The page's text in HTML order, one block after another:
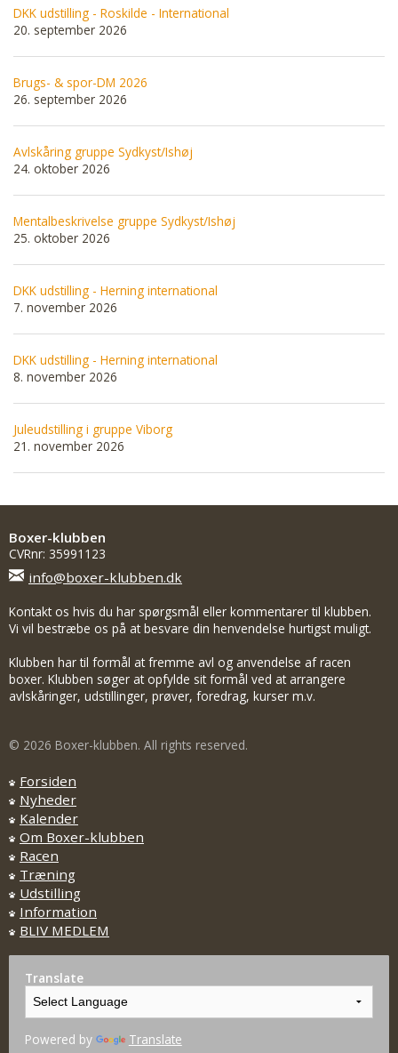
DKK udstilling - Roskilde - International
20. september 2026
Brugs- & spor-DM 2026
26. september 2026
Avlskåring gruppe Sydkyst/Ishøj
24. oktober 2026
Mentalbeskrivelse gruppe Sydkyst/Ishøj
25. oktober 2026
DKK udstilling - Herning international
7. november 2026
DKK udstilling - Herning international
8. november 2026
Juleudstilling i gruppe Viborg
21. november 2026
Boxer-klubben
CVRnr: 35991123
info@boxer-klubben.dk
Kontakt os hvis du har spørgsmål eller kommentarer til klubben.
Vi vil bestræbe os på at besvare din henvendelse hurtigst muligt.
Klubben har til formål at fremme avl og anvendelse af racen
boxer. Klubben søger at opfylde sit formål ved at arrangere
avlskåringer, udstillinger, prøver, foredrag, kurser m.v.
© 2026 Boxer-klubben. All rights reserved.
Forsiden
Nyheder
Kalender
Om Boxer-klubben
Racen
Træning
Udstilling
Information
BLIV MEDLEM
Translate
Powered by Translate